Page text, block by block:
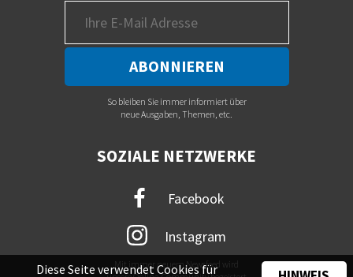
So bleiben Sie immer informiert über
neue Ausgaben, Themen, etc.
SOZIALE NETZWERKE
Facebook
Instagram
Mit immer neuem Newsfeed wird
Diese Seite verwendet Cookies für